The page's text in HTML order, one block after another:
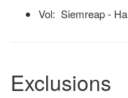
Vol: Siemreap -
Exclusions